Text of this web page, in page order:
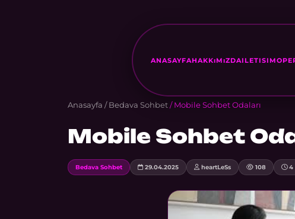
ANASAYFAHAKKıMıZDAILETISIM
Anasayfa / Bedava Sohbet / Mobile Sohbet Odaları
Mobile Sohbet
Bedava Sohbet 29.04.2025 heartLeSs 108 4